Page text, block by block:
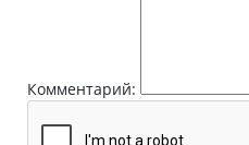
Комментарий: